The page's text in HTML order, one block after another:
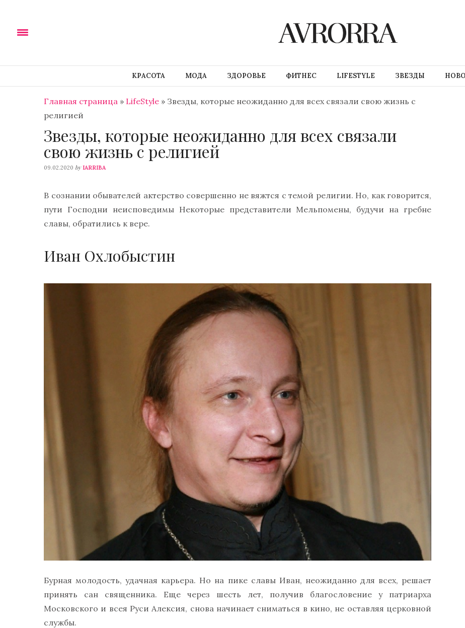
КРАСОТА МОДА ЗДОРОВЬЕ ФИТНЕС LIFESTYLE ЗВЕЗДЫ
Главная страница » LifeStyle » Звезды, которые неожиданно для всех связали свою жизнь с
религией
Звезды, которые неожиданно для всех связали
свою жизнь с религией
09.02.2020 by IARRIBA
В сознании обывателей актерство совершенно не вяжтся с темой религии. Но, как говорится,
пути Господни неисповедимы Некоторые представители Мельпомены, будучи на гребне
славы, обратились к вере.
Иван Охлобыстин
Бурная молодость, удачная карьера. Но на пике славы Иван, неожиданно для всех, решает
принять сан священника. Еще через шесть лет, получив благословение у патриарха
Московского и всея Руси Алексия, снова начинает сниматься в кино, не оставляя церковной
службы.